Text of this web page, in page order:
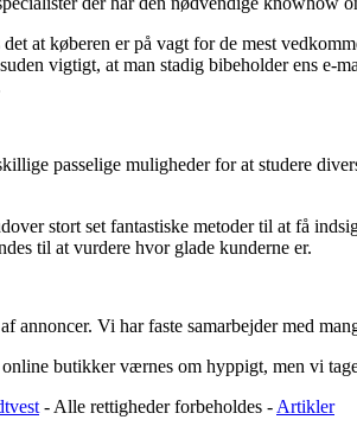
at køberen er på vagt for de mest
vigtigt, at man stadig bibeholder ens
passelige muligheder for at studere
stort set fantastiske metoder til at få
til at vurdere hvor glade kunderne er.
annoncer. Vi har faste samarbejder med
butikker værnes om hyppigt, men vi
- Alle rettigheder forbeholdes - Artikler